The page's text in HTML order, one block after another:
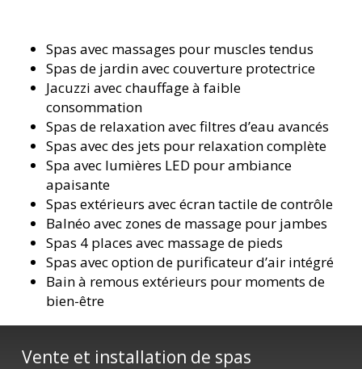
Spas avec massages pour muscles tendus
Spas de jardin avec couverture protectrice
Jacuzzi avec chauffage à faible
consommation
Spas de relaxation avec filtres d’eau avancés
Spas avec des jets pour relaxation complète
Spa avec lumières LED pour ambiance
apaisante
Spas extérieurs avec écran tactile de contrôle
Balnéo avec zones de massage pour jambes
Spas 4 places avec massage de pieds
Spas avec option de purificateur d’air intégré
Bain à remous extérieurs pour moments de
bien-être
Vente et installation de spas